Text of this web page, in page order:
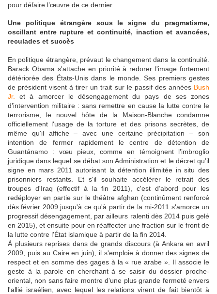
pour défaire l’œuvre de ce dernier.
Une politique étrangère sous le signe du pragmatisme,
oscillant entre rupture et continuité, inaction et avancées,
reculades et succès
En politique étrangère, prévaut le changement dans la continuité.
Barack Obama s'attache en priorité à redorer l'image fortement
détériorée des États-Unis dans le monde. Ses premiers gestes
de président visent à tirer un trait sur le passif des années Bush
Jr.
et à amorcer le désengagement du pays de ses zones
d’intervention militaire : sans remettre en cause la lutte contre le
terrorisme, le nouvel hôte de la Maison-Blanche condamne
officiellement l'usage de la torture et des prisons secrètes, de
même qu'il affiche – avec une certaine précipitation – son
intention de fermer rapidement le centre de détention de
Guantánamo : vœu pieux, comme en témoignent l’imbroglio
juridique dans lequel se débat son Administration et le décret qu’il
signe en mars 2011 autorisant la détention illimitée in situ des
prisonniers restants. Et s'il souhaite accélérer le retrait des
troupes d'Iraq (effectif à la fin 2011), c'est d’abord pour les
redéployer en partie sur le théâtre afghan (continûment renforcé
dès février 2009 jusqu'à ce qu'à partir de la mi-2011 s'amorce un
progressif désengagement, par ailleurs ralenti dès 2014 puis gelé
en 2015), et ensuite pour en réaffecter une fraction sur le front de
la lutte contre l'État islamique à partir de la fin 2014.
À plusieurs reprises dans de grands discours (à Ankara en avril
2009, puis au Caire en juin), il s'emploie à donner des signes de
respect et en somme des gages à la « rue arabe ». Il associe le
geste à la parole en cherchant à se saisir du dossier proche-
oriental, non sans faire montre d'une plus grande fermeté envers
l'allié israélien, avec lequel les relations virent de fait bientôt à